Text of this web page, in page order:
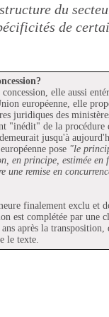
du
de
elle aussi
européenne, elle
juridiques des
"inédit" de la procédure
jusqu'à
pose "le
en principe, estimée en
une remise en
finalement exclu et
est complétée par une
après la transposition,
le texte.